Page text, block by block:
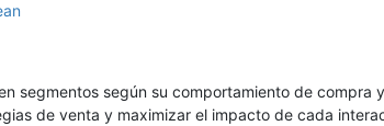
segmentos según su comportamiento de compra y
de venta y maximizar el impacto de cada